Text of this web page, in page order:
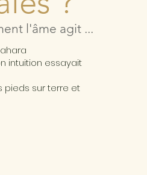
l'âme agit ...
intuition essayait
pieds sur terre et